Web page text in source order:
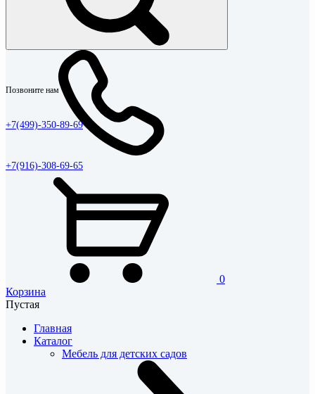
Позвоните нам
+7(499)-350-89-69
+7(916)-308-69-65
0
Корзина
Пустая
Главная
Каталог
Мебель для детских садов